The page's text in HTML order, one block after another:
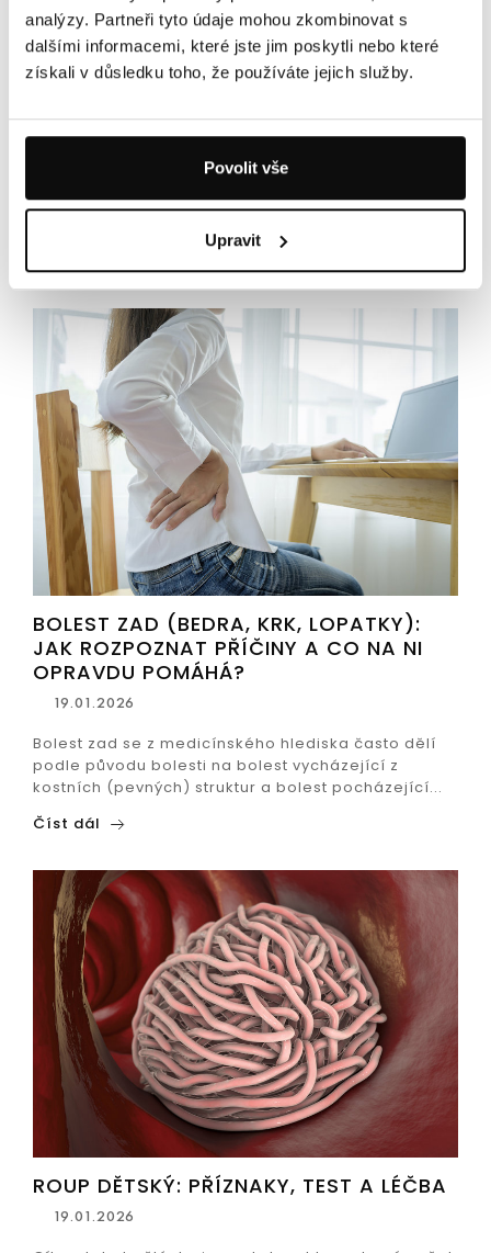
analýzy. Partneři tyto údaje mohou zkombinovat s
dalšími informacemi, které jste jim poskytli nebo které
získali v důsledku toho, že používáte jejich služby.
Povolit vše
Upravit
SYNDROM NEKLIDNÝCH NOHOU (RLS –
RESTLESS LEG SYNDROME)
20.02.2026
Příčiny, příznaky, vitamíny a domácí léčba.
Syndrom neklidných nohou patří mezi časté, ale
stále podceňované neurologické poruchy, které
BOLEST ZAD (BEDRA, KRK, LOPATKY):
JAK ROZPOZNAT PŘÍČINY A CO NA NI
OPRAVDU POMÁHÁ?
19.01.2026
Bolest zad se z medicínského hlediska často dělí
podle původu bolesti na bolest vycházející z
kostních (pevných) struktur a bolest pocházející...
Číst dál
ROUP DĚTSKÝ: PŘÍZNAKY, TEST A LÉČBA
19.01.2026